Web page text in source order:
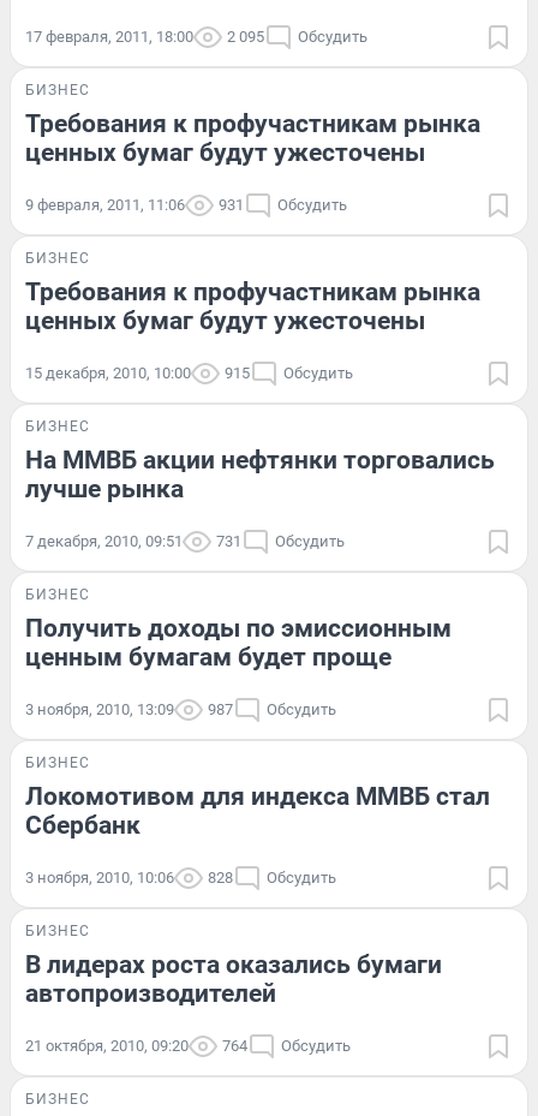
17 февраля, 2011, 18:00 2 095 Обсудить
БИЗНЕС
Требования к профучастникам рынка
ценных бумаг будут ужесточены
9 февраля, 2011, 11:06 931 Обсудить
БИЗНЕС
Требования к профучастникам рынка
ценных бумаг будут ужесточены
15 декабря, 2010, 10:00 915 Обсудить
БИЗНЕС
На ММВБ акции нефтянки торговались
лучше рынка
7 декабря, 2010, 09:51 731 Обсудить
БИЗНЕС
Получить доходы по эмиссионным
ценным бумагам будет проще
3 ноября, 2010, 13:09 987 Обсудить
БИЗНЕС
Локомотивом для индекса ММВБ стал
Сбербанк
3 ноября, 2010, 10:06 828 Обсудить
БИЗНЕС
В лидерах роста оказались бумаги
автопроизводителей
21 октября, 2010, 09:20 764 Обсудить
БИЗНЕС